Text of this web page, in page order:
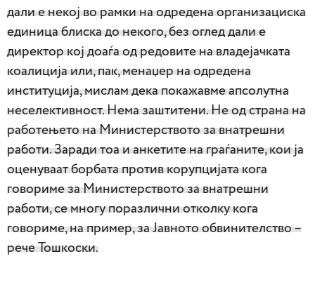
дали е некој во рамки на одредена организациска
единица блиска до некого, без оглед дали е
директор кој доаѓа од редовите на владејачката
коалиција или, пак, менаџер на одредена
институција, мислам дека покажавме апсолутна
неселективност. Нема заштитени. Не од страна на
работењето на Министерството за внатрешни
работи. Заради тоа и анкетите на граѓаните, кои ја
оценуваат борбата против корупцијата кога
говориме за Министерството за внатрешни
работи, се многу поразлични отколку кога
говориме, на пример, за Јавното обвинителство –
рече Тошкоски.